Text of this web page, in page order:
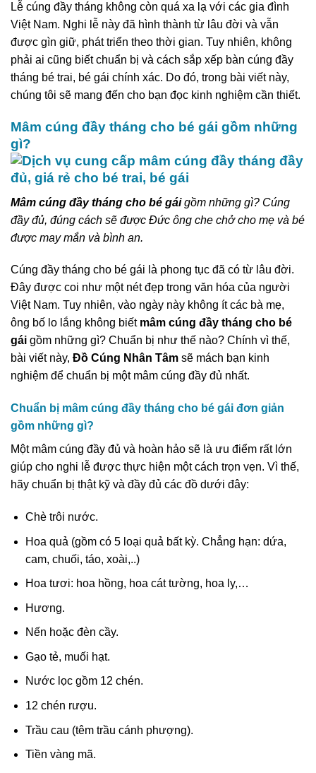
Lễ cúng đầy tháng không còn quá xa lạ với các gia đình
Việt Nam. Nghi lễ này đã hình thành từ lâu đời và vẫn
được gìn giữ, phát triển theo thời gian. Tuy nhiên, không
phải ai cũng biết chuẩn bị và cách sắp xếp bàn cúng đầy
tháng bé trai, bé gái chính xác. Do đó, trong bài viết này,
chúng tôi sẽ mang đến cho bạn đọc kinh nghiệm cần thiết.
Mâm cúng đầy tháng cho bé gái gồm những
gì?
Mâm cúng đầy tháng cho bé gáigồm những gì? Cúng
đầy đủ, đúng cách sẽ được Đức ông che chở cho mẹ và bé
được may mắn và bình an.
Cúng đầy tháng cho bé gái là phong tục đã có từ lâu đời.
Đây được coi như một nét đẹp trong văn hóa của người
Việt Nam. Tuy nhiên, vào ngày này không ít các bà mẹ,
ông bố lo lắng không biết mâm cúng đầy tháng cho bé
gái gồm những gì? Chuẩn bị như thế nào? Chính vì thế,
bài viết này, Đồ Cúng Nhân Tâm sẽ mách bạn kinh
nghiệm để chuẩn bị một mâm cúng đầy đủ nhất.
Chuẩn bị mâm cúng đầy tháng cho bé gái đơn giản
gồm những gì?
Một mâm cúng đầy đủ và hoàn hảo sẽ là ưu điểm rất lớn
giúp cho nghi lễ được thực hiện một cách trọn vẹn. Vì thế,
hãy chuẩn bị thật kỹ và đầy đủ các đồ dưới đây:
Chè trôi nước.
Hoa quả (gồm có 5 loại quả bất kỳ. Chẳng hạn: dứa,
cam, chuối, táo, xoài,..)
Hoa tươi: hoa hồng, hoa cát tường, hoa ly,…
Hương.
Nến hoặc đèn cầy.
Gạo tẻ, muối hạt.
Nước lọc gồm 12 chén.
12 chén rượu.
Trầu cau (têm trầu cánh phượng).
Tiền vàng mã.